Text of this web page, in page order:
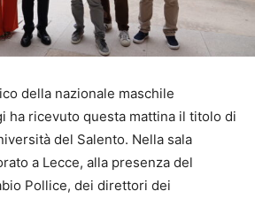
della nazionale maschile
ha ricevuto questa mattina il titolo di
del Salento. Nella sala
a Lecce, alla presenza del
Pollice, dei direttori dei